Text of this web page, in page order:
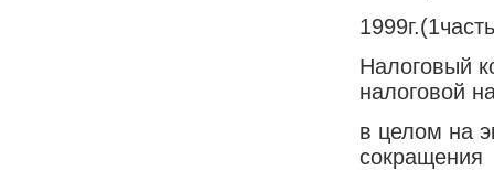
Налоговый
налоговой
в целом на
сокращения